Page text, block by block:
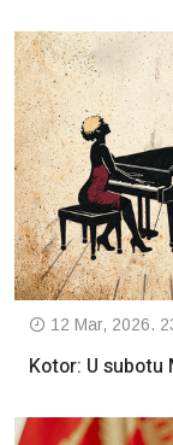
12 Mar, 2026.
Kotor: U subotu